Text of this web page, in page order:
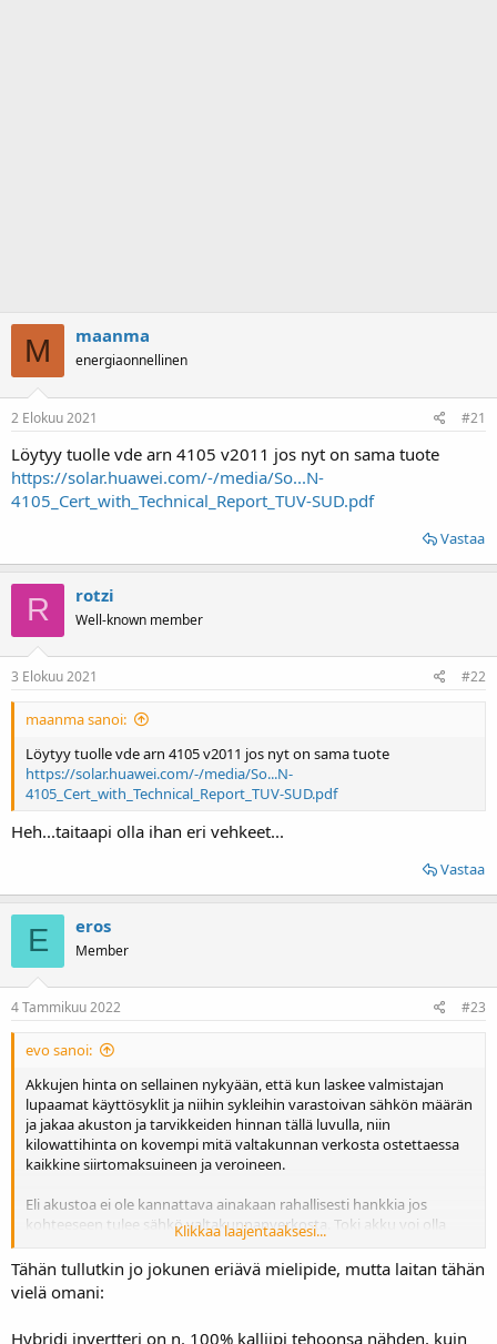
M maanma
energiaonnellinen
2 Elokuu 2021 #21
Löytyy tuolle vde arn 4105 v2011 jos nyt on sama tuote
https://solar.huawei.com/-/media/So...N-
4105_Cert_with_Technical_Report_TUV-SUD.pdf
Vastaa
R rotzi
Well-known member
3 Elokuu 2021 #22
maanma sanoi:
Löytyy tuolle vde arn 4105 v2011 jos nyt on sama tuote
https://solar.huawei.com/-/media/So...N-
4105_Cert_with_Technical_Report_TUV-SUD.pdf
Heh...taitaapi olla ihan eri vehkeet...
Vastaa
E eros
Member
4 Tammikuu 2022 #23
evo sanoi:
Akkujen hinta on sellainen nykyään, että kun laskee valmistajan
lupaamat käyttösyklit ja niihin sykleihin varastoivan sähkön määrän
ja jakaa akuston ja tarvikkeiden hinnan tällä luvulla, niin
kilowattihinta on kovempi mitä valtakunnan verkosta ostettaessa
kaikkine siirtomaksuineen ja veroineen.
Eli akustoa ei ole kannattava ainakaan rahallisesti hankkia jos
kohteeseen tulee sähkö valtakunnanverkosta. Toki akku voi olla
perusteltu esimerkiksi sähkökatkojen varalle.
Klikkaa laajentaaksesi...
Tähän tullutkin jo jokunen eriävä mielipide, mutta laitan tähän
vielä omani:
Hybridi invertteri on n. 100% kalliipi tehoonsa nähden, kuin